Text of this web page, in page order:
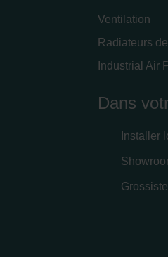
Ventilation
Radiateurs
Industrial Air
Dans
Installer